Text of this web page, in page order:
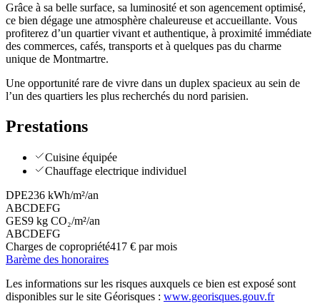
Grâce à sa belle surface, sa luminosité et son agencement optimisé,
ce bien dégage une atmosphère chaleureuse et accueillante. Vous
profiterez d’un quartier vivant et authentique, à proximité immédiate
des commerces, cafés, transports et à quelques pas du charme
unique de Montmartre.
Une opportunité rare de vivre dans un duplex spacieux au sein de
l’un des quartiers les plus recherchés du nord parisien.
Prestations
Cuisine équipée
Chauffage electrique individuel
DPE236 kWh/m²/an
ABCDEFG
GES9 kg CO₂/m²/an
ABCDEFG
Charges de copropriété417 € par mois
Barème des honoraires
Les informations sur les risques auxquels ce bien est exposé sont
disponibles sur le site Géorisques : www.georisques.gouv.fr